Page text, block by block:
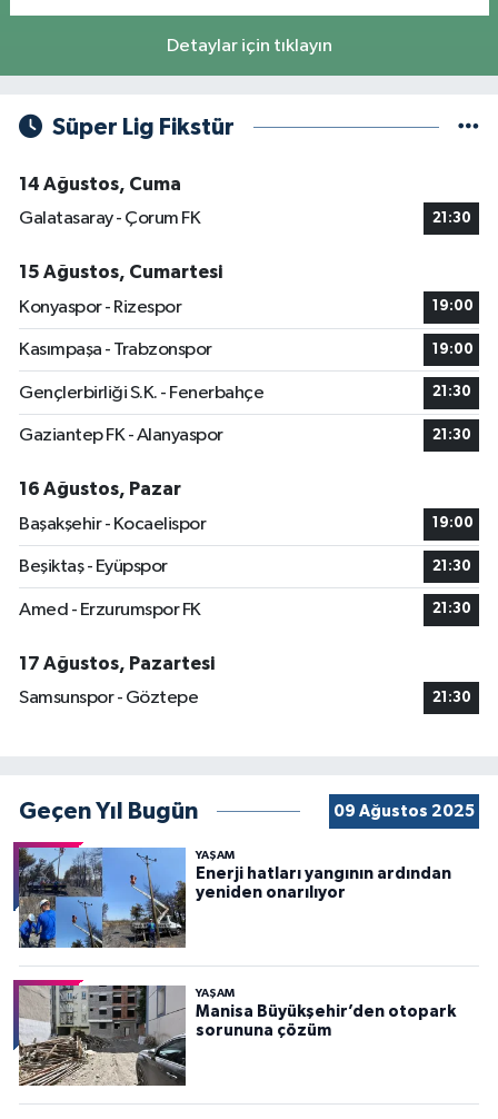
Detaylar için tıklayın
Süper Lig Fikstür
14 Ağustos, Cuma
Galatasaray - Çorum FK
21:30
15 Ağustos, Cumartesi
Konyaspor - Rizespor
19:00
Kasımpaşa - Trabzonspor 19:00
Gençlerbirliği S.K. - Fenerbahçe 21:30
Gaziantep FK - Alanyaspor 21:30
16 Ağustos, Pazar
Başakşehir - Kocaelispor
19:00
Beşiktaş - Eyüpspor 21:30
Amed - Erzurumspor FK 21:30
17 Ağustos, Pazartesi
Samsunspor - Göztepe
21:30
Geçen Yıl Bugün 09 Ağustos 2025
YAŞAM
Enerji hatları yangının ardından
yeniden onarılıyor
YAŞAM
Manisa Büyükşehir’den otopark
sorununa çözüm